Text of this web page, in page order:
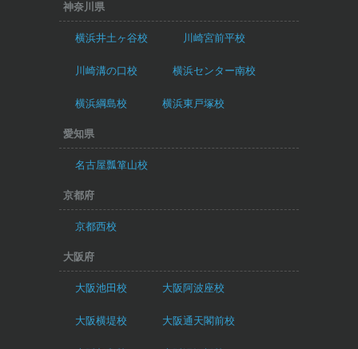
神奈川県
横浜井土ヶ谷校 川崎宮前平校
川崎溝の口校 横浜センター南校
横浜綱島校 横浜東戸塚校
愛知県
名古屋瓢箪山校
京都府
京都西校
大阪府
大阪池田校 大阪阿波座校
大阪横堤校 大阪通天閣前校